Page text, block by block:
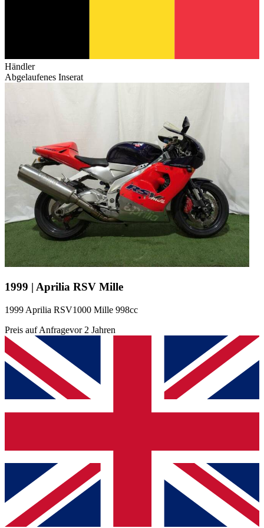
Händler
Abgelaufenes Inserat
1999 | Aprilia RSV Mille
1999 Aprilia RSV1000 Mille 998cc
Preis auf Anfragevor 2 Jahren